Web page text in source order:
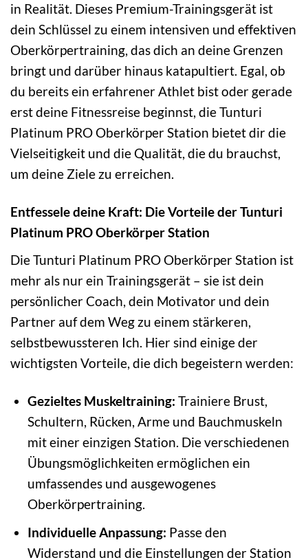
in Realität. Dieses Premium-Trainingsgerät ist
dein Schlüssel zu einem intensiven und effektiven
Oberkörpertraining, das dich an deine Grenzen
bringt und darüber hinaus katapultiert. Egal, ob
du bereits ein erfahrener Athlet bist oder gerade
erst deine Fitnessreise beginnst, die Tunturi
Platinum PRO Oberkörper Station bietet dir die
Vielseitigkeit und die Qualität, die du brauchst,
um deine Ziele zu erreichen.
Entfessele deine Kraft: Die Vorteile der Tunturi
Platinum PRO Oberkörper Station
Die Tunturi Platinum PRO Oberkörper Station ist
mehr als nur ein Trainingsgerät – sie ist dein
persönlicher Coach, dein Motivator und dein
Partner auf dem Weg zu einem stärkeren,
selbstbewussteren Ich. Hier sind einige der
wichtigsten Vorteile, die dich begeistern werden:
Gezieltes Muskeltraining: Trainiere Brust,
Schultern, Rücken, Arme und Bauchmuskeln
mit einer einzigen Station. Die verschiedenen
Übungsmöglichkeiten ermöglichen ein
umfassendes und ausgewogenes
Oberkörpertraining.
Individuelle Anpassung: Passe den
Widerstand und die Einstellungen der Station